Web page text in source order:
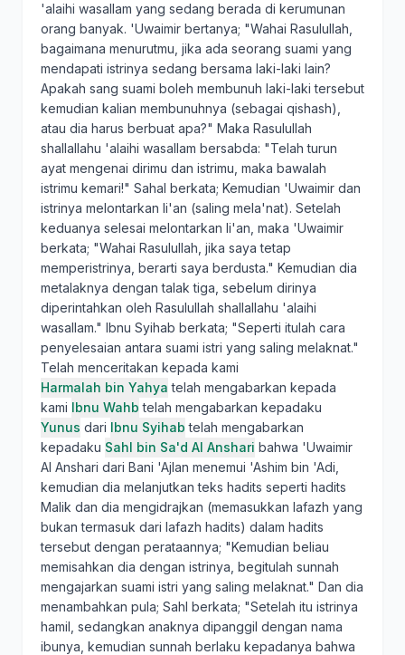
'alaihi wasallam yang sedang berada di kerumunan
orang banyak. 'Uwaimir bertanya; "Wahai Rasulullah,
bagaimana menurutmu, jika ada seorang suami yang
mendapati istrinya sedang bersama laki-laki lain?
Apakah sang suami boleh membunuh laki-laki tersebut
kemudian kalian membunuhnya (sebagai qishash),
atau dia harus berbuat apa?" Maka Rasulullah
shallallahu 'alaihi wasallam bersabda: "Telah turun
ayat mengenai dirimu dan istrimu, maka bawalah
istrimu kemari!" Sahal berkata; Kemudian 'Uwaimir dan
istrinya melontarkan li'an (saling mela'nat). Setelah
keduanya selesai melontarkan li'an, maka 'Uwaimir
berkata; "Wahai Rasulullah, jika saya tetap
memperistrinya, berarti saya berdusta." Kemudian dia
metalaknya dengan talak tiga, sebelum dirinya
diperintahkan oleh Rasulullah shallallahu 'alaihi
wasallam." Ibnu Syihab berkata; "Seperti itulah cara
penyelesaian antara suami istri yang saling melaknat."
Telah menceritakan kepada kami
Harmalah bin Yahya telah mengabarkan kepada
kami Ibnu Wahb telah mengabarkan kepadaku
Yunus dari Ibnu Syihab telah mengabarkan
kepadaku Sahl bin Sa'd Al Anshari bahwa 'Uwaimir
Al Anshari dari Bani 'Ajlan menemui 'Ashim bin 'Adi,
kemudian dia melanjutkan teks hadits seperti hadits
Malik dan dia mengidrajkan (memasukkan lafazh yang
bukan termasuk dari lafazh hadits) dalam hadits
tersebut dengan perataannya; "Kemudian beliau
memisahkan dia dengan istrinya, begitulah sunnah
mengajarkan suami istri yang saling melaknat." Dan dia
menambahkan pula; Sahl berkata; "Setelah itu istrinya
hamil, sedangkan anaknya dipanggil dengan nama
ibunya, kemudian sunnah berlaku kepadanya bahwa